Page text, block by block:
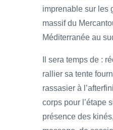
imprenable sur les
massif du
Méditerranée au
Il sera temps de :
rallier sa tente
rassasier à
corps pour l’étape
présence des